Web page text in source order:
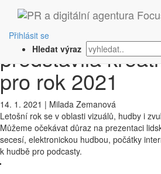
Přihlásit se
Hledat výraz
‹ Zpět
Fotobanka
představila
pro rok 2021
14. 1. 2021 | Milada Zemanová
Letošní rok se v oblasti vizuálů, hudby i
Můžeme očekávat důraz na prezentaci
secesí, elektronickou hudbou, počátky
k hudbě pro podcasty.